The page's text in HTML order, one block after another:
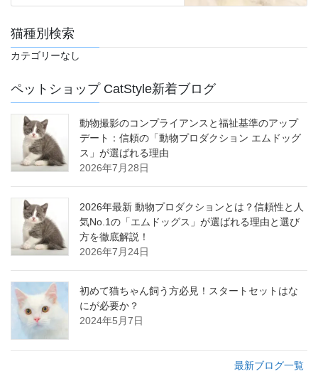
猫種別検索
カテゴリーなし
ペットショップ CatStyle新着ブログ
動物撮影のコンプライアンスと福祉基準のアップ
デート：信頼の「動物プロダクション エムドッグ
ス」が選ばれる理由
2026年7月28日
2026年最新 動物プロダクションとは？信頼性と人
気No.1の「エムドッグス」が選ばれる理由と選び
方を徹底解説！
2026年7月24日
初めて猫ちゃん飼う方必見！スタートセットはな
にが必要か？
2024年5月7日
最新ブログ一覧